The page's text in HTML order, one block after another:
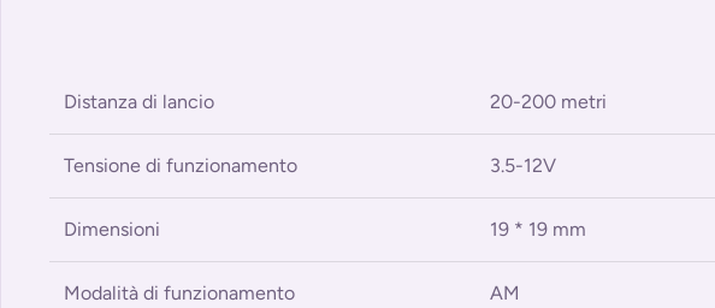
Distanza di lancio 20-200 metri
Tensione di funzionamento 3.5-12V
Dimensioni 19 * 19 mm
Modalità di funzionamento AM